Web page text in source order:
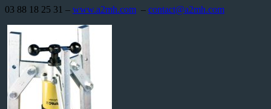
03 88 18 25 31 – www.a2mh.com – contact@a2mh.com